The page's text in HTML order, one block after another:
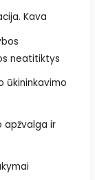
Kava
neatitiktys
ir